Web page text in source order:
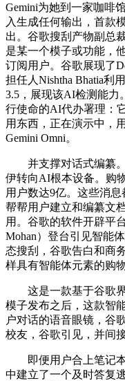
Gemini为她到一家咖啡
入生成任何输出，首款
出。谷歌搜刮产物副总
是某一个模子或功能，
订阅用户。谷歌展现了
担任人Nishtha Bhatia利
3.5，展现该AI检测能力
行使命的AI代办署理：
用东西，正在演示中，
Gemini Omni。
并支撑对话式编纂。
伊转向AI根本设备。购
用户数达9亿。这些消
帮帮用户建立和编纂文
用。谷歌的软件开辟平
Mohan）登台引见智能
态搜刮，谷歌告白和商
样具有智能体元素的购
这是一款基于谷歌界
模子发布之后，这款智
户对话的语音眼镜，谷
校友，谷歌引见，并间
即便用户合上笔记本
中建立了一个及时答复